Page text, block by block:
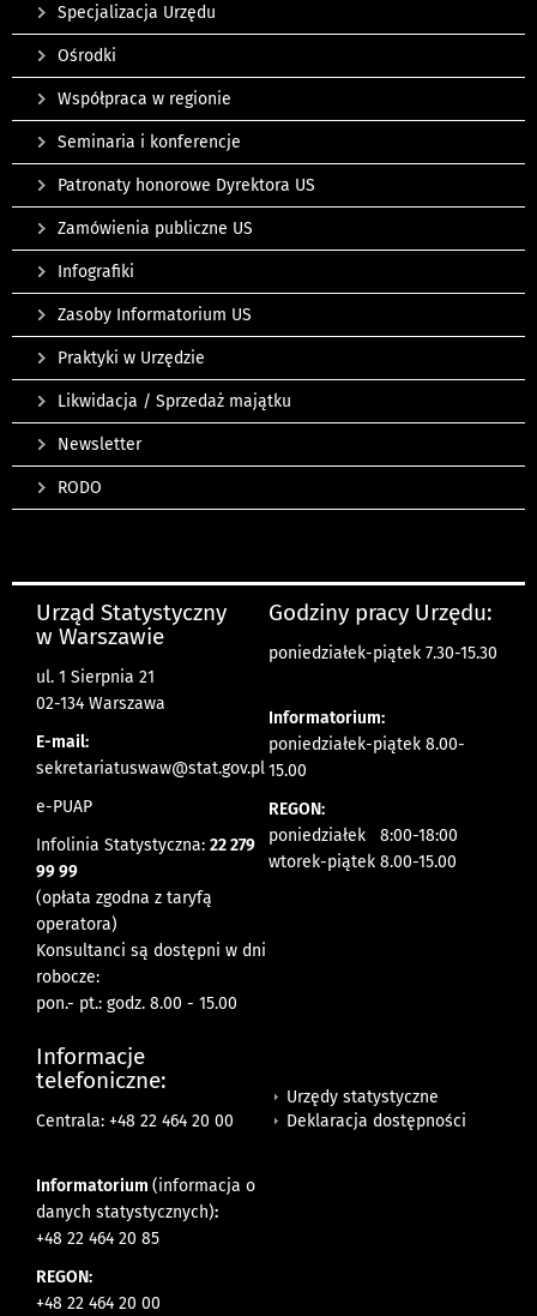
Specjalizacja Urzędu
Ośrodki
Współpraca w regionie
Seminaria i konferencje
Patronaty honorowe Dyrektora US
Zamówienia publiczne US
Infografiki
Zasoby Informatorium US
Praktyki w Urzędzie
Likwidacja / Sprzedaż majątku
Newsletter
RODO
Urząd Statystyczny
w Warszawie
ul. 1 Sierpnia 21
02-134 Warszawa
E-mail:
sekretariatuswaw@stat.gov.pl
e-PUAP
Infolinia Statystyczna: 22 279
99 99
(opłata zgodna z taryfą
operatora)
Konsultanci są dostępni w dni
robocze:
pon.- pt.: godz. 8.00 - 15.00
Godziny pracy Urzędu:
poniedziałek-piątek 7.30-15.30
Informatorium:
poniedziałek-piątek 8.00-
15.00
REGON:
poniedziałek 8:00-18:00
wtorek-piątek 8.00-15.00
Informacje
telefoniczne:
Centrala: +48 22 464 20 00
Informatorium (informacja o
danych statystycznych):
+48 22 464 20 85
REGON:
+48 22 464 20 00
Urzędy statystyczne
Deklaracja dostępności